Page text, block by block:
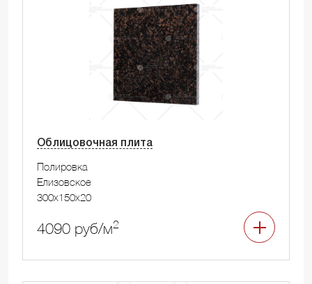
Облицовочная плита
Полировка
Елизовское
300x150x20
4090 руб/м2